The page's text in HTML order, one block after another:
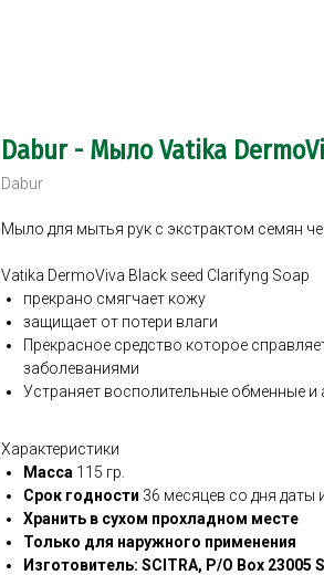
Dabur - Мыло Vatika
Dabur
Мыло для мытья рук c экстрактом семян
Vatika DermoViva Black seed Clarifyng Soap
прекрано смягчает кожу
защищает от потери влаги
Прекрасное средство которое
заболеваниями
Устраняет восполительные обменные и
Характеристики
Масса 115 гр.
Срок годности 36 месяцев со дня даты
Хранить в сухом прохладном месте
Только для наружного применения
Изготовитель: SCITRA, P/O Box